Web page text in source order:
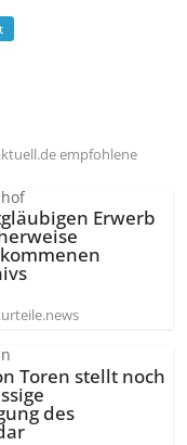
empfohlene
Erwerb
urteile.news
Toren stellt noch
des